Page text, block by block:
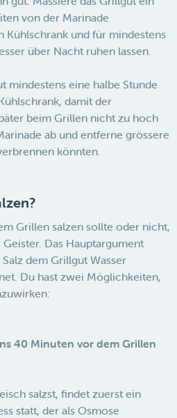
von der Marinade
Kühlschrank und für mindestens
über Nacht ruhen lassen.
mindestens eine halbe Stunde
damit der
beim Grillen nicht zu hoch
ab und entferne grössere
könnten.
Grillen salzen sollte oder nicht,
Das Hauptargument
dem Grillgut Wasser
Du hast zwei Möglichkeiten,
40 Minuten vor dem Grillen
salzst, findet zuerst ein
statt, der als Osmose